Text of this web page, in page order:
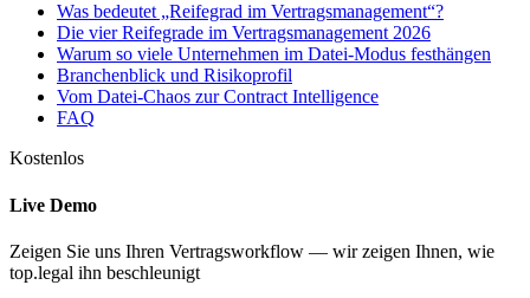
Was bedeutet „Reifegrad im Vertragsmanagement“?
Die vier Reifegrade im Vertragsmanagement 2026
Warum so viele Unternehmen im Datei-Modus festhängen
Branchenblick und Risikoprofil
Vom Datei-Chaos zur Contract Intelligence
FAQ
Kostenlos
Live Demo
Zeigen Sie uns Ihren Vertragsworkflow — wir zeigen Ihnen, wie
top.legal ihn beschleunigt